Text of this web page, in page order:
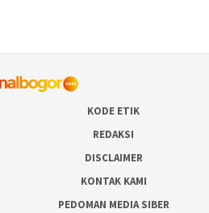
KODE ETIK
REDAKSI
DISCLAIMER
KONTAK KAMI
PEDOMAN MEDIA SIBER